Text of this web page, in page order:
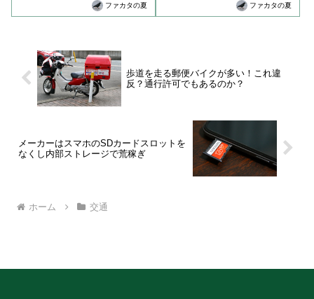
ファカタの夏 ファカタの夏
歩道を走る郵便バイクが多い！これ違
反？通行許可でもあるのか？
メーカーはスマホのSDカードスロットを
なくし内部ストレージで荒稼ぎ
ホーム 交通